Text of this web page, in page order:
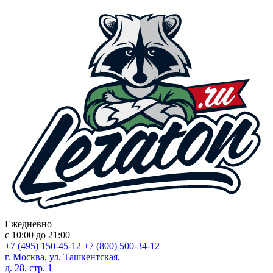
Ежедневно
с 10:00 до 21:00
+7 (495) 150-45-12 +7 (800) 500-34-12
г. Москва, ул. Ташкентская,
д. 28, стр. 1